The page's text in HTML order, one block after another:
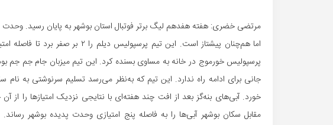
مرتضی خضری: هفته هفدهم لیگ برتر فوتبال استان بوشهر به پایان رسید.
اما هم‌چنان پیشتاز است. این تیم
خورد. آبی‌های بنه‌گز بعد از افت چند هفته‌ای با نتایجی نزدیک امتیازها را از
مقابل سکان بوشهر آبی‌ها را به فاصله پنج امتیازی وحدت پدیده بوشهر